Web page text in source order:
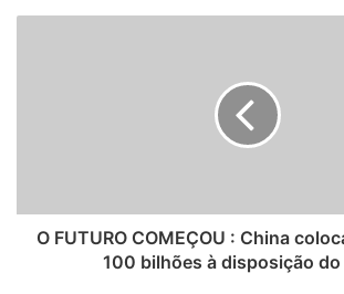
b
O FUTURO COMEÇOU : China
100 bilhões à disposição do